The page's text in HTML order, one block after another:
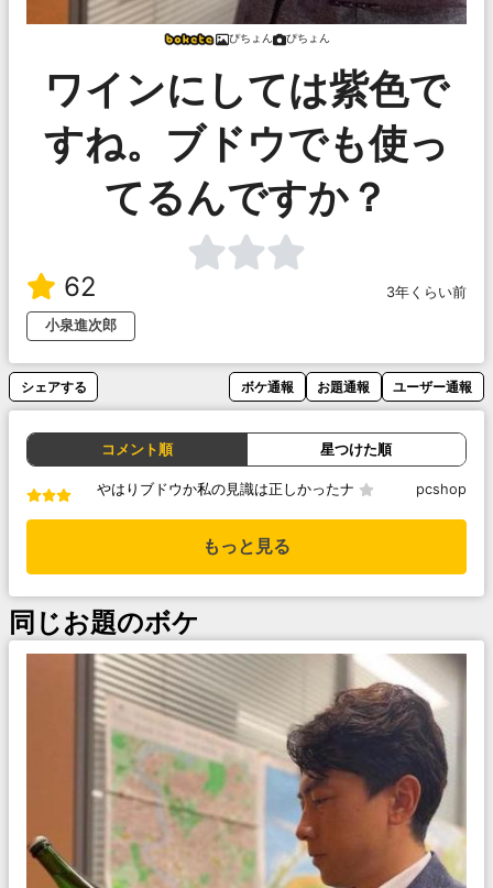
ぴちょん ぴちょん
ワインにしては紫色で
すね。ブドウでも使っ
てるんですか？
62
3年くらい前
小泉進次郎
シェアする ボケ通報 お題通報 ユーザー通報
コメント順 星つけた順
やはりブドウか私の見識は正しかったナ pcshop
もっと見る
同じお題のボケ